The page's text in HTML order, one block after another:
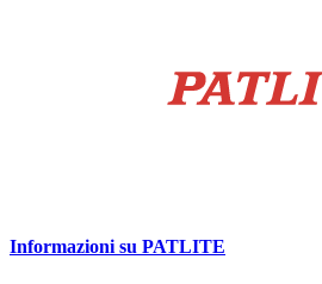
Informazioni su PATLITE